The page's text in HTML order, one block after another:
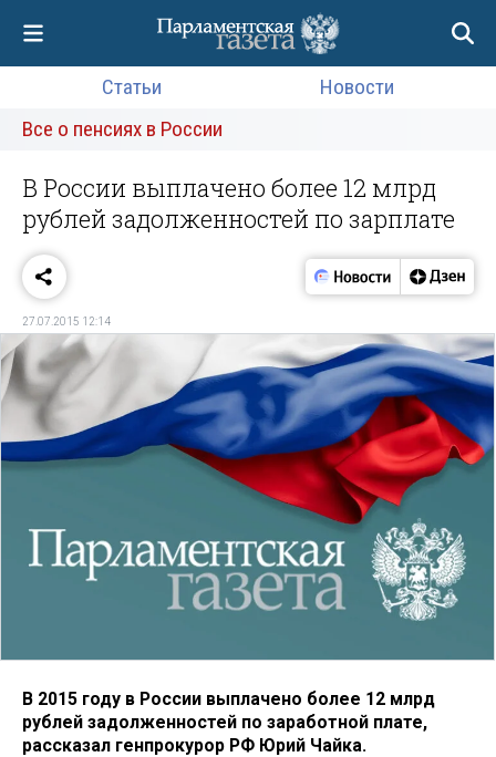
Статьи
Новости
Все о пенсиях в России
В России выплачено более 12 млрд
рублей задолженностей по зарплате
27.07.2015 12:14
В 2015 году в России выплачено более 12 млрд
рублей задолженностей по заработной плате,
рассказал генпрокурор РФ Юрий Чайка.